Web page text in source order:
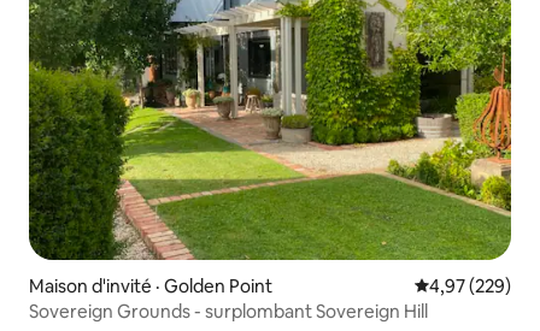
Maison d'invité · Golden Point Note
4,97 (229)
Sovereign Grounds - surplombant Sovereign Hill